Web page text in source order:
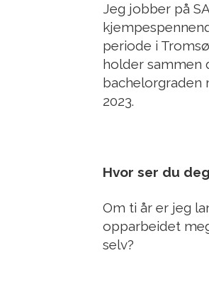
Jeg jobber på
periode i
holder sammen
bachelorgraden
2023.
Hvor ser du
Om ti år er jeg
opparbeidet
selv?